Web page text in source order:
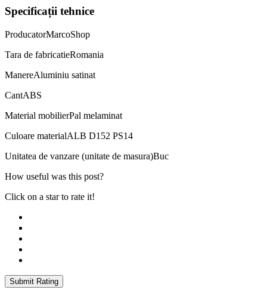
Specificații tehnice
ProducatorMarcoShop
Tara de fabricatieRomania
ManereAluminiu satinat
CantABS
Material mobilierPal melaminat
Culoare materialALB D152 PS14
Unitatea de vanzare (unitate de masura)Buc
How useful was this post?
Click on a star to rate it!
Submit Rating